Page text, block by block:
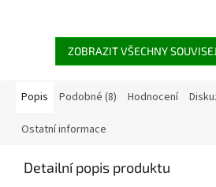
ZOBRAZIT VŠECHNY
Popis Podobné (8) Hodnocení
Ostatní informace
Detailní popis produktu